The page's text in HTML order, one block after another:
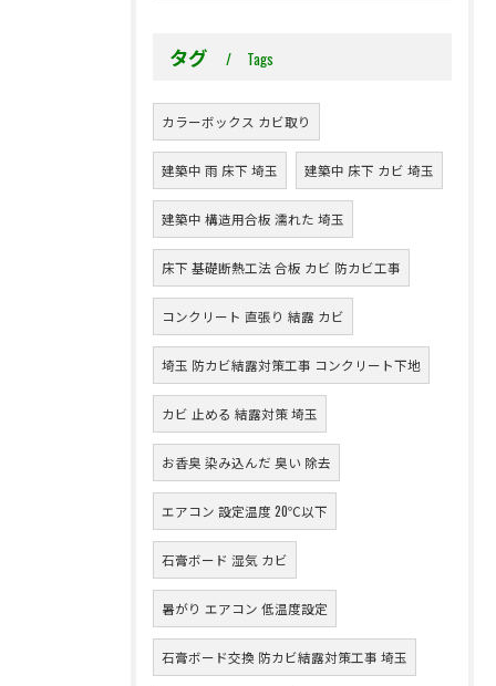
タグ Tags
カラーボックス カビ取り
建築中 雨 床下 埼玉 建築中 床下 カビ 埼玉
建築中 構造用合板 濡れた 埼玉
床下 基礎断熱工法 合板 カビ 防カビ工事
コンクリート 直張り 結露 カビ
埼玉 防カビ結露対策工事 コンクリート下地
カビ 止める 結露対策 埼玉
お香臭 染み込んだ 臭い 除去
エアコン 設定温度 20℃以下
石膏ボード 湿気 カビ
暑がり エアコン 低温度設定
石膏ボード交換 防カビ結露対策工事 埼玉